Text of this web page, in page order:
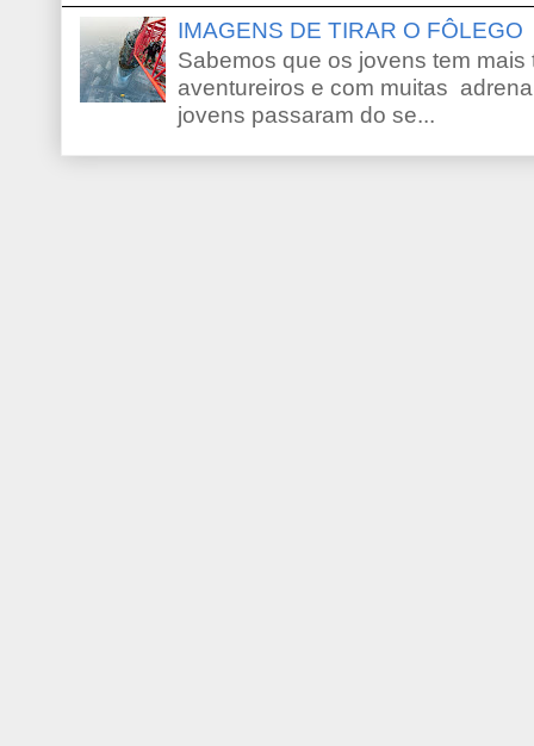
IMAGENS DE TIRAR O FÔLEGO
Sabemos que os jovens tem
aventureiros e com muitas
jovens passaram do se...